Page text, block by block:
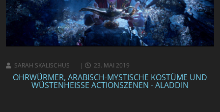
SARAH SKALISCHUS 23. MAI 2019
OHRWÜRMER, ARABISCH-MYSTISCHE KOSTÜME UND
WÜSTENHEISSE ACTIONSZENEN - ALADDIN